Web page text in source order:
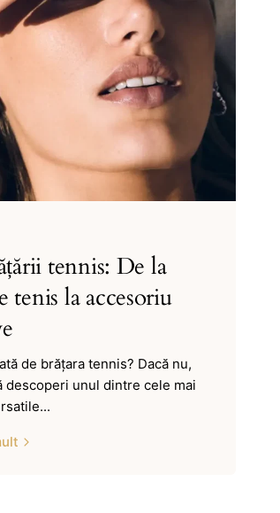
tennis: De la
tenis la accesoriu
de brățara tennis? Dacă nu,
descoperi unul dintre cele mai